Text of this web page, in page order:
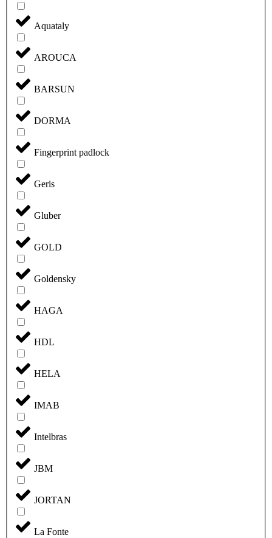
Aquataly
AROUCA
BARSUN
DORMA
Fingerprint padlock
Geris
Gluber
GOLD
Goldensky
HAGA
HDL
HELA
IMAB
Intelbras
JBM
JORTAN
La Fonte